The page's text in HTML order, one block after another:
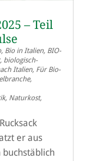
– Teil
, Bio in Italien, BIO-
, biologisch-
Italien, Für Bio-
,
, Naturkost,
er aus